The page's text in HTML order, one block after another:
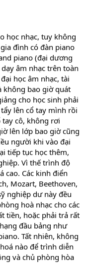
học nhạc, tuy không
đình có đàn piano
piano (đại dương
âm nhạc trên toàn
học âm nhạc, tài
không bao giờ quát
cho học sinh phải
lên cổ tay mình rồi
tay cô, không rơi
lên lớp bao giờ cũng
người khi vào đại
tiếp tục học thêm,
Vì thế trình độ
cao. Các kinh điển
Mozart, Beethoven,
nghiệp dư này đều
hoà nhạc cho các
tiền, hoặc phải trả rất
đầu bảng như
Tất nhiên, không
nào để trình diễn
và chủ phòng hòa